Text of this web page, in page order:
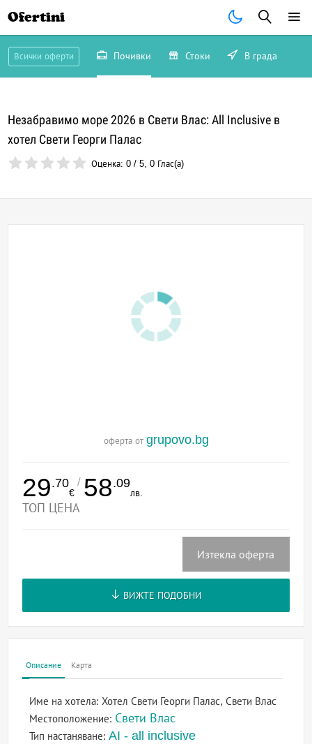
Ofertini
Всички оферти Почивки Стоки В града
Незабравимо море 2026 в Свети Влас: All Inclusive в
хотел Свети Георги Палас
Оценка:0 /5,0 Глас(а)
оферта от grupovo.bg
29.70
€
/ 58.09
лв.
ТОП ЦЕНА
Изтекла оферта
ВИЖТЕ ПОДОБНИ
Описание Карта
Име на хотела: Хотел Свети Георги Палас, Свети Влас
Местоположение: Свети Влас
Тип настаняване:AI - all inclusive